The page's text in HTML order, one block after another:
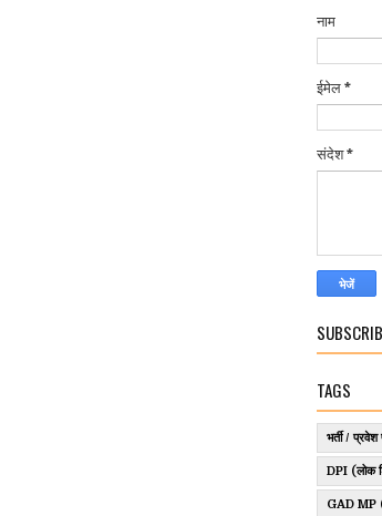
नाम
ईमेल *
संदेश*
TAGS
भर्ती / प्रवेश
DPI (लोक
GAD MP